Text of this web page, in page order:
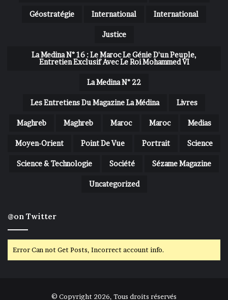
Géostratégie International International
Justice
La Medina N° 16 : Le Maroc Le Génie D'un Peuple,
Entretien Exclusif Avec Le Roi Mohammed VI
La Medina N° 22
Les Entretiens Du Magazine La Médina Livres
Maghreb Maghreb Maroc Maroc Medias
Moyen-Orient Point De Vue Portrait Science
Science & Technologie Société Sézame Magazine
Uncategorized
@on Twitter
Error Can not Get Posts, Incorrect account info.
© Copyright 2026, Tous droits réservés